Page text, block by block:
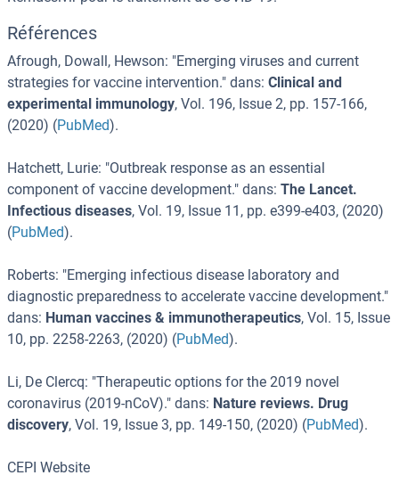
Références
Afrough, Dowall, Hewson: "Emerging viruses and current
strategies for vaccine intervention." dans: Clinical and
experimental immunology, Vol. 196, Issue 2, pp. 157-166,
(2020) (PubMed).
Hatchett, Lurie: "Outbreak response as an essential
component of vaccine development." dans: The Lancet.
Infectious diseases, Vol. 19, Issue 11 , pp. e399-e403, (2020)
(PubMed).
Roberts: "Emerging infectious disease laboratory and
diagnostic preparedness to accelerate vaccine development."
dans: Human vaccines & immunotherapeutics, Vol. 15, Issue
10, pp. 2258-2263, (2020) (PubMed).
Li, De Clercq: "Therapeutic options for the 2019 novel
coronavirus (2019-nCoV)." dans: Nature reviews. Drug
discovery, Vol. 19, Issue 3, pp. 149-150, (2020) (PubMed).
CEPI Website